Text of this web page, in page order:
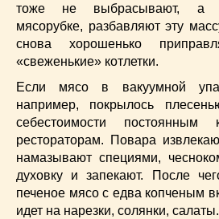
тоже не выбрасывают, а
мясорубке, разбавляют эту
снова хорошенько
«свеженькие» котлетки.
Если мясо в вакуумной
например, покрылось
себестоимости
рестораторам. Повара
намазывают специями,
духовку и запекают. После
печеное мясо с едва копченым
идет на нарезки, солянки, салаты.